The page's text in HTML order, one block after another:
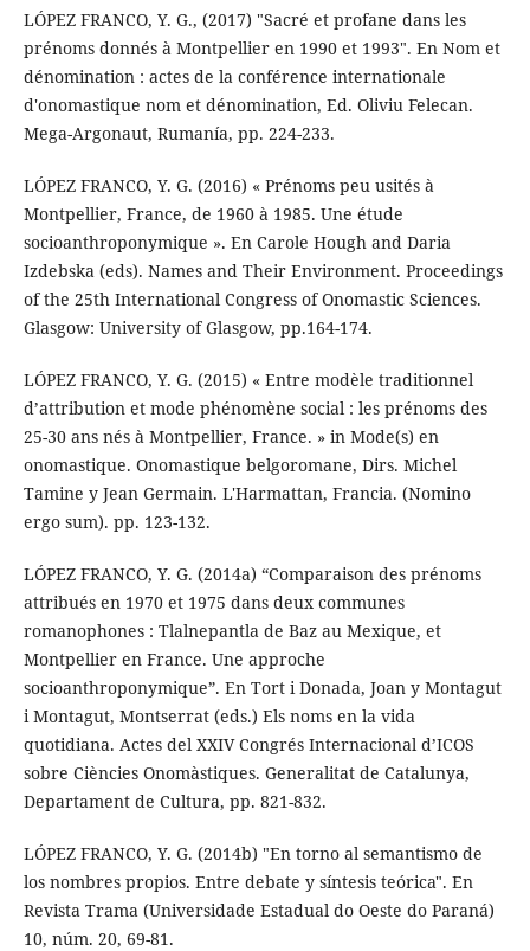
LÓPEZ FRANCO, Y. G., (2017) "Sacré et profane dans les
prénoms donnés à Montpellier en 1990 et 1993". En Nom et
dénomination : actes de la conférence internationale
d'onomastique nom et dénomination, Ed. Oliviu Felecan.
Mega-Argonaut, Rumanía, pp. 224-233.
LÓPEZ FRANCO, Y. G. (2016) « Prénoms peu usités à
Montpellier, France, de 1960 à 1985. Une étude
socioanthroponymique ». En Carole Hough and Daria
Izdebska (eds). Names and Their Environment. Proceedings
of the 25th International Congress of Onomastic Sciences.
Glasgow: University of Glasgow, pp.164-174.
LÓPEZ FRANCO, Y. G. (2015) « Entre modèle traditionnel
d’attribution et mode phénomène social : les prénoms des
25-30 ans nés à Montpellier, France. » in Mode(s) en
onomastique. Onomastique belgoromane, Dirs. Michel
Tamine y Jean Germain. L'Harmattan, Francia. (Nomino
ergo sum). pp. 123-132.
LÓPEZ FRANCO, Y. G. (2014a) “Comparaison des prénoms
attribués en 1970 et 1975 dans deux communes
romanophones : Tlalnepantla de Baz au Mexique, et
Montpellier en France. Une approche
socioanthroponymique”. En Tort i Donada, Joan y Montagut
i Montagut, Montserrat (eds.) Els noms en la vida
quotidiana. Actes del XXIV Congrés Internacional d’ICOS
sobre Ciències Onomàstiques. Generalitat de Catalunya,
Departament de Cultura, pp. 821-832.
LÓPEZ FRANCO, Y. G. (2014b) "En torno al semantismo de
los nombres propios. Entre debate y síntesis teórica". En
Revista Trama (Universidade Estadual do Oeste do Paraná)
10, núm. 20, 69-81.